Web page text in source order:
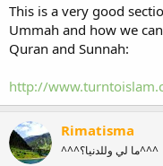
This is a very good
Ummah and how we
Quran and Sunnah:
http://
Rimatisma
^^^ما لي وللدنيا؟^^^